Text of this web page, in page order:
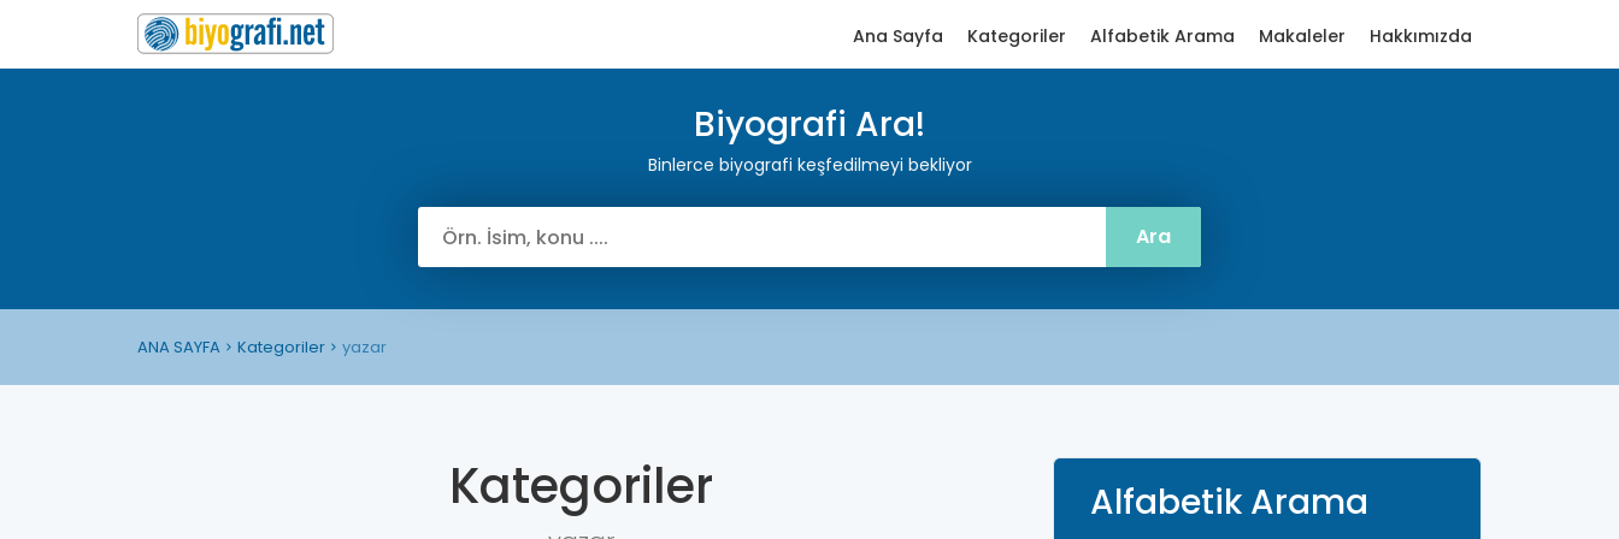
Ana Sayfa Kategoriler Alfabetik Arama Makaleler Hakkımızda
Biyografi Ara!
Binlerce biyografi keşfedilmeyi bekliyor
ANA SAYFA Kategoriler yazar
Kategoriler Alfabetik Arama